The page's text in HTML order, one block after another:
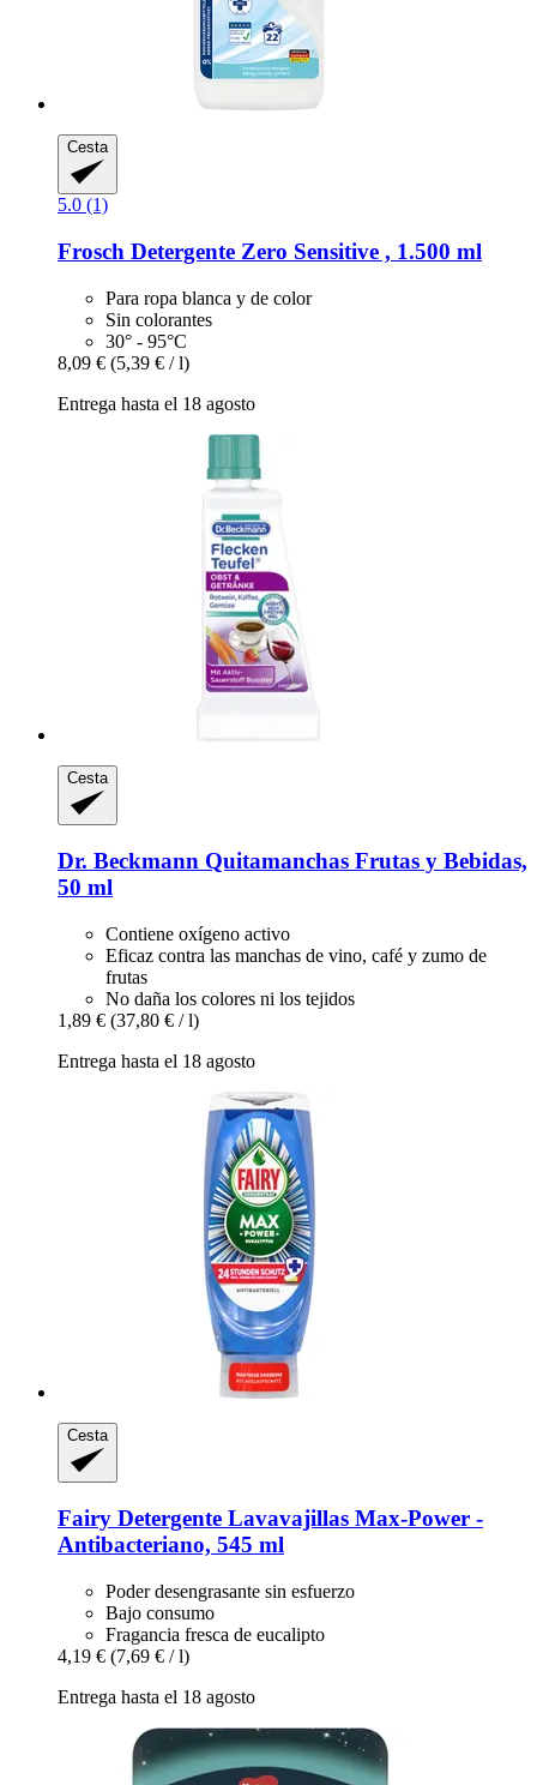
Cesta
5.0 (1)
Frosch Detergente Zero Sensitive , 1.500 ml
Para ropa blanca y de color
Sin colorantes
30° - 95°C
8,09 € (5,39 € / l)
Entrega hasta el 18 agosto
Cesta
Dr. Beckmann Quitamanchas Frutas y Bebidas,
50 ml
Contiene oxígeno activo
Eficaz contra las manchas de vino, café y zumo de
frutas
No daña los colores ni los tejidos
1,89 € (37,80 € / l)
Entrega hasta el 18 agosto
Cesta
Fairy Detergente Lavavajillas Max-​Power -​
Antibacteriano, 545 ml
Poder desengrasante sin esfuerzo
Bajo consumo
Fragancia fresca de eucalipto
4,19 € (7,69 € / l)
Entrega hasta el 18 agosto